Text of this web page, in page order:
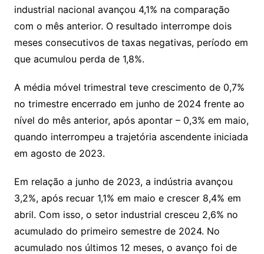
n
k
p
p
m
n
Cl
a
s
o
o
m
a
g
e
k.
c
o
e o
M
ai
d
s
industrial nacional avançou 4,1% na comparação
com o mês anterior. O resultado interrompe dois
meses consecutivos de taxas negativas, período em
que acumulou perda de 1,8%.
A média móvel trimestral teve crescimento de 0,7%
no trimestre encerrado em junho de 2024 frente ao
nível do mês anterior, após apontar – 0,3% em maio,
quando interrompeu a trajetória ascendente iniciada
em agosto de 2023.
Em relação a junho de 2023, a indústria avançou
3,2%, após recuar 1,1% em maio e crescer 8,4% em
abril. Com isso, o setor industrial cresceu 2,6% no
acumulado do primeiro semestre de 2024. No
acumulado nos últimos 12 meses, o avanço foi de